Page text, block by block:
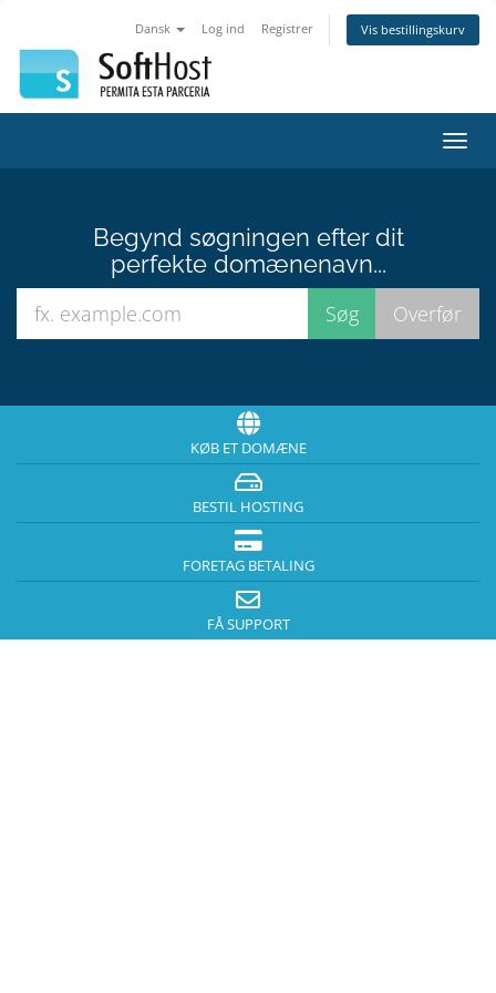
Dansk Log ind Registrer Vis bestillingskurv
Skift
Begynd søgningen efter dit
perfekte domænenavn...
KØB ET DOMÆNE
BESTIL HOSTING
FORETAG BETALING
FÅ SUPPORT